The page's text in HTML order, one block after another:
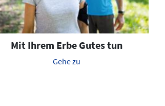
Mit Ihrem Erbe Gutes tun
Gehe zu